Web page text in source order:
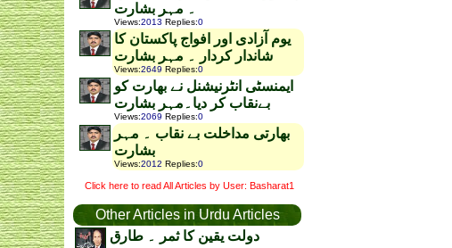
۔ مہر بشارت
Views:2013 Replies:0
یوم آزادی اور افواج پاکستان کا
شاندار کردار ۔ مہر بشارت
Views:2649 Replies:0
ایمنسٹی انٹرنیشنل نے بھارت کو
بےنقاب کر دیا۔مہر بشارت
Views:2069 Replies:0
بھارتی مداخلت بے نقاب ۔ مہر
بشارت
Views:2012 Replies:0
Click here to read All Articles by User: Basharat1
Other Articles in Urdu Articles
دولت یقین کا ثمر ۔ طارق